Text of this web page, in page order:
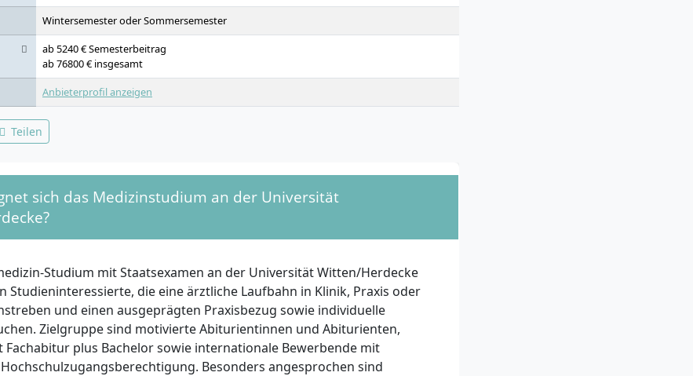
Wintersemester oder Sommersemester
ab 5240 € Semesterbeitrag
ab 76800 € insgesamt
Anbieterprofil anzeigen
Teilen
sich das Medizinstudium an der Universität
Studium mit Staatsexamen an der Universität Witten/Herdecke
Studieninteressierte, die eine ärztliche Laufbahn in Klinik, Praxis oder
und einen ausgeprägten Praxisbezug sowie individuelle
Zielgruppe sind motivierte Abiturientinnen und Abiturienten,
Fachabitur plus Bachelor sowie internationale Bewerbende mit
Besonders angesprochen sind